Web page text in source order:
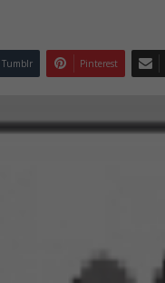
Tumblr Pinterest